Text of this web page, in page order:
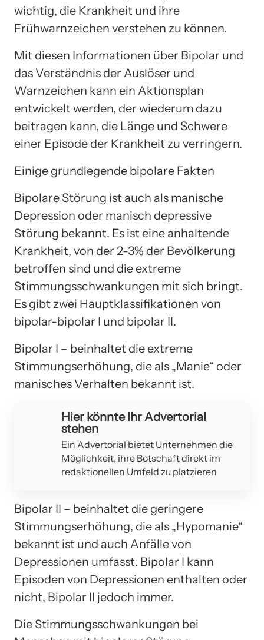
wichtig, die Krankheit und ihre
Frühwarnzeichen verstehen zu können.
Mit diesen Informationen über Bipolar und
das Verständnis der Auslöser und
Warnzeichen kann ein Aktionsplan
entwickelt werden, der wiederum dazu
beitragen kann, die Länge und Schwere
einer Episode der Krankheit zu verringern.
Einige grundlegende bipolare Fakten
Bipolare Störung ist auch als manische
Depression oder manisch depressive
Störung bekannt. Es ist eine anhaltende
Krankheit, von der 2-3% der Bevölkerung
betroffen sind und die extreme
Stimmungsschwankungen mit sich bringt.
Es gibt zwei Hauptklassifikationen von
bipolar-bipolar I und bipolar II.
Bipolar I – beinhaltet die extreme
Stimmungserhöhung, die als „Manie“ oder
manisches Verhalten bekannt ist.
Hier könnte Ihr Advertorial
stehen
Ein Advertorial bietet Unternehmen die
Möglichkeit, ihre Botschaft direkt im
redaktionellen Umfeld zu platzieren
Bipolar II – beinhaltet die geringere
Stimmungserhöhung, die als „Hypomanie“
bekannt ist und auch Anfälle von
Depressionen umfasst. Bipolar I kann
Episoden von Depressionen enthalten oder
nicht, Bipolar II jedoch immer.
Die Stimmungsschwankungen bei